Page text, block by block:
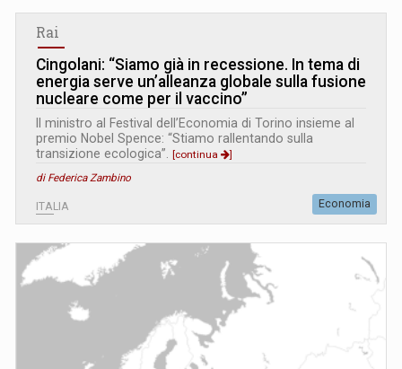
Rai
Cingolani: “Siamo già in recessione. In tema di
energia serve un’alleanza globale sulla fusione
nucleare come per il vaccino”
Il ministro al Festival dell’Economia di Torino insieme al
premio Nobel Spence: “Stiamo rallentando sulla
transizione ecologica”. [continua
]
di Federica Zambino
ITALIA Economia